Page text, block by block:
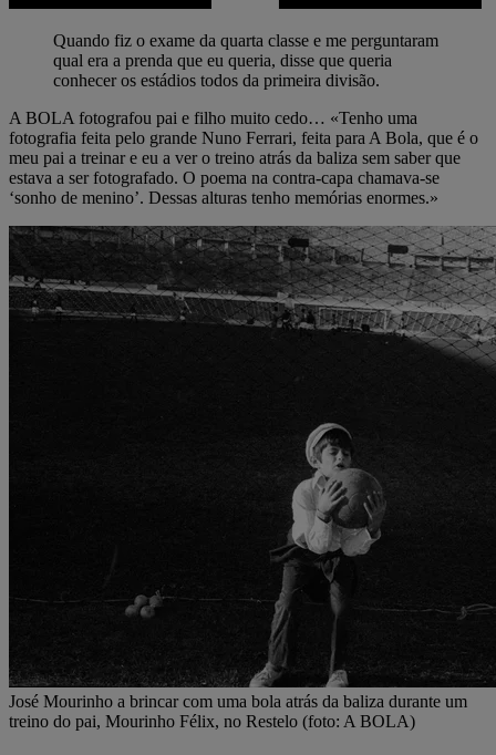
Quando fiz o exame da quarta classe e me perguntaram
qual era a prenda que eu queria, disse que queria
conhecer os estádios todos da primeira divisão.
A BOLA fotografou pai e filho muito cedo… «Tenho uma
fotografia feita pelo grande Nuno Ferrari, feita para A Bola, que é o
meu pai a treinar e eu a ver o treino atrás da baliza sem saber que
estava a ser fotografado. O poema na contra-capa chamava-se
‘sonho de menino’. Dessas alturas tenho memórias enormes.»
José Mourinho a brincar com uma bola atrás da baliza durante um
treino do pai, Mourinho Félix, no Restelo (foto: A BOLA)